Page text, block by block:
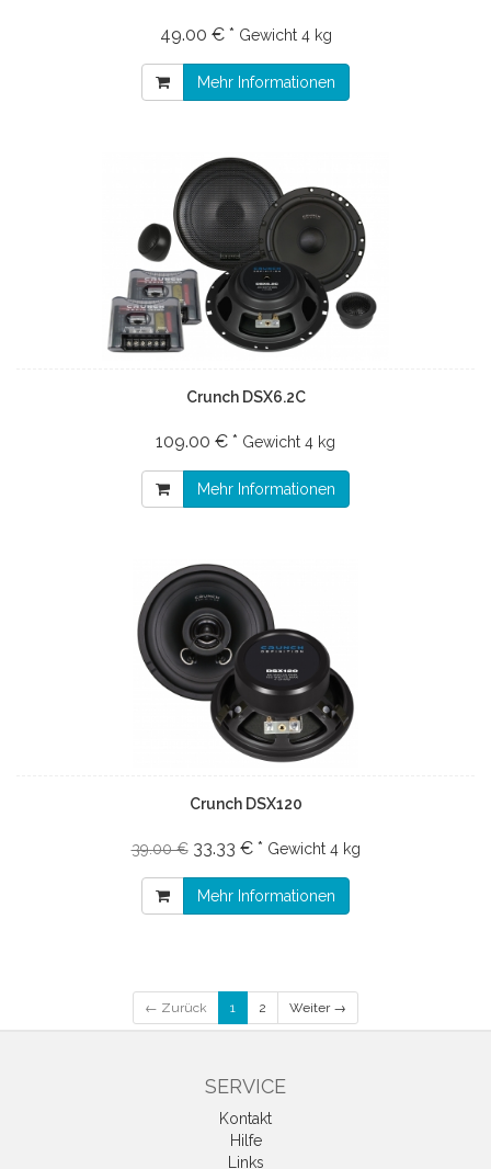
49.00 € * Gewicht 4 kg
Mehr Informationen
Crunch DSX6.2C
109.00 € * Gewicht 4 kg
Mehr Informationen
Crunch DSX120
39.00 € 33.33 € * Gewicht 4 kg
Mehr Informationen
← Zurück 1 2 Weiter →
SERVICE
Kontakt
Hilfe
Links